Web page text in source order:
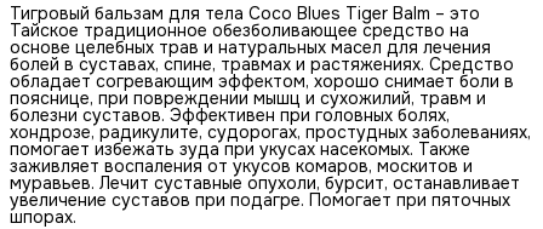
Тигровый бальзам для тела Coco Blues Tiger Balm – это
Тайское традиционное обезболивающее средство на
основе целебных трав и натуральных масел для лечения
болей в суставах, спине, травмах и растяжениях. Средство
обладает согревающим эффектом, хорошо снимает боли в
пояснице, при повреждении мышц и сухожилий, травм и
болезни суставов. Эффективен при головных болях,
хондрозе, радикулите, судорогах, простудных заболеваниях,
помогает избежать зуда при укусах насекомых. Также
заживляет воспаления от укусов комаров, москитов и
муравьев. Лечит суставные опухоли, бурсит, останавливает
увеличение суставов при подагре. Помогает при пяточных
шпорах.